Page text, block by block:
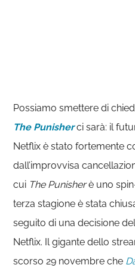
Possiamo smettere di
The Punisherci sarà: il
Netflix è stato fortemente
dall’improvvisa
cui The Punisherè uno
terza stagione è stata
seguito di una decisione
Netflix. Il gigante dello
scorso 29 novembre che